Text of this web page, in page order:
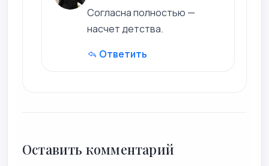
Согласна полностью —
насчет детства.
Ответить
Оставить комментарий